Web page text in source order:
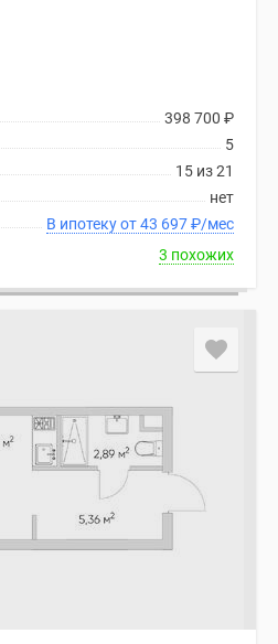
398 700 ₽
5
15 из 21
нет
В ипотеку от 43 697₽/мес
3 похожих